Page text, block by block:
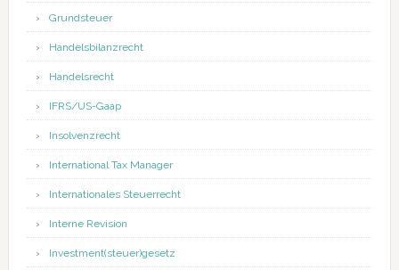
Grundsteuer
Handelsbilanzrecht
Handelsrecht
IFRS/US-Gaap
Insolvenzrecht
International Tax Manager
Internationales Steuerrecht
Interne Revision
Investment(steuer)gesetz